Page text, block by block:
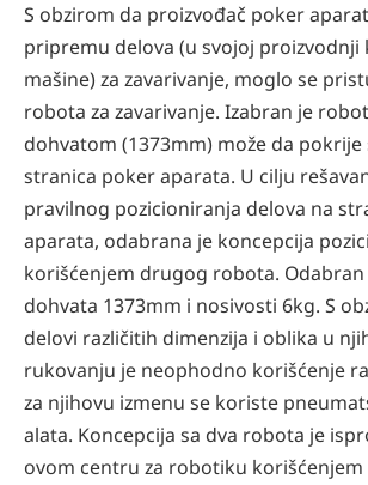
S obzirom da proizvođač poker
pripremu delova (u svojoj proizvodnji
mašine) za zavarivanje, moglo se
robota za zavarivanje. Izabran je
dohvatom (1373mm) može da pokrije
stranica poker aparata. U cilju
pravilnog pozicioniranja delova na
aparata, odabrana je koncepcija
korišćenjem drugog robota.
dohvata 1373mm i nosivosti 6kg. S
delovi različitih dimenzija i oblika u
rukovanju je neophodno korišćenje
za njihovu izmenu se koriste
alata. Koncepcija sa dva robota je
ovom centru za robotiku